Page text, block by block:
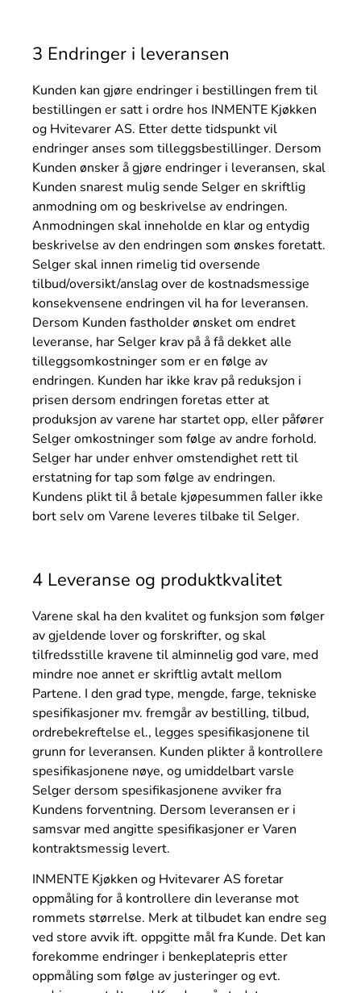
3 Endringer i leveransen
Kunden kan gjøre endringer i bestillingen frem til
bestillingen er satt i ordre hos INMENTE Kjøkken
og Hvitevarer AS. Etter dette tidspunkt vil
endringer anses som tilleggsbestillinger. Dersom
Kunden ønsker å gjøre endringer i leveransen, skal
Kunden snarest mulig sende Selger en skriftlig
anmodning om og beskrivelse av endringen.
Anmodningen skal inneholde en klar og entydig
beskrivelse av den endringen som ønskes foretatt.
Selger skal innen rimelig tid oversende
tilbud/oversikt/anslag over de kostnadsmessige
konsekvensene endringen vil ha for leveransen.
Dersom Kunden fastholder ønsket om endret
leveranse, har Selger krav på å få dekket alle
tilleggsomkostninger som er en følge av
endringen. Kunden har ikke krav på reduksjon i
prisen dersom endringen foretas etter at
produksjon av varene har startet opp, eller påfører
Selger omkostninger som følge av andre forhold.
Selger har under enhver omstendighet rett til
erstatning for tap som følge av endringen.
Kundens plikt til å betale kjøpesummen faller ikke
bort selv om Varene leveres tilbake til Selger.
4 Leveranse og produktkvalitet
Varene skal ha den kvalitet og funksjon som følger
av gjeldende lover og forskrifter, og skal
tilfredsstille kravene til alminnelig god vare, med
mindre noe annet er skriftlig avtalt mellom
Partene. I den grad type, mengde, farge, tekniske
spesifikasjoner mv. fremgår av bestilling, tilbud,
ordrebekreftelse el., legges spesifikasjonene til
grunn for leveransen. Kunden plikter å kontrollere
spesifikasjonene nøye, og umiddelbart varsle
Selger dersom spesifikasjonene avviker fra
Kundens forventning. Dersom leveransen er i
samsvar med angitte spesifikasjoner er Varen
kontraktsmessig levert.
INMENTE Kjøkken og Hvitevarer AS foretar
oppmåling for å kontrollere din leveranse mot
rommets størrelse. Merk at tilbudet kan endre seg
ved store avvik ift. oppgitte mål fra Kunde. Det kan
forekomme endringer i benkeplatepris etter
oppmåling som følge av justeringer og evt.